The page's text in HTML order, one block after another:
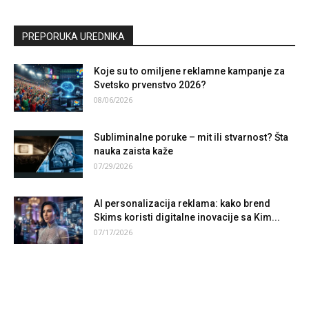
PREPORUKA UREDNIKA
Koje su to omiljene reklamne kampanje za
Svetsko prvenstvo 2026?
08/06/2026
Subliminalne poruke – mit ili stvarnost? Šta
nauka zaista kaže
07/29/2026
AI personalizacija reklama: kako brend
Skims koristi digitalne inovacije sa Kim...
07/17/2026